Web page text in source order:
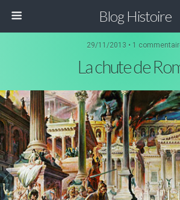
Blog Histoire
29/11/2013 • 1
La chute de